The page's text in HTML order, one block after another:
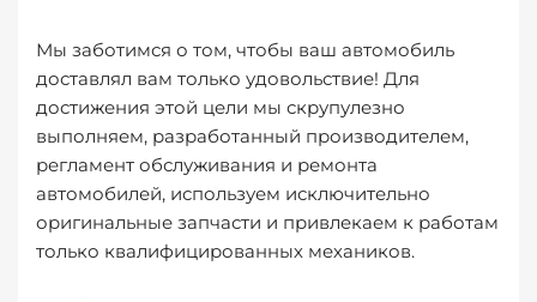
Мы заботимся о том, чтобы ваш автомобиль
доставлял вам только удовольствие! Для
достижения этой цели мы скрупулезно
выполняем, разработанный производителем,
регламент обслуживания и ремонта
автомобилей, используем исключительно
оригинальные запчасти и привлекаем к работам
только квалифицированных механиков.